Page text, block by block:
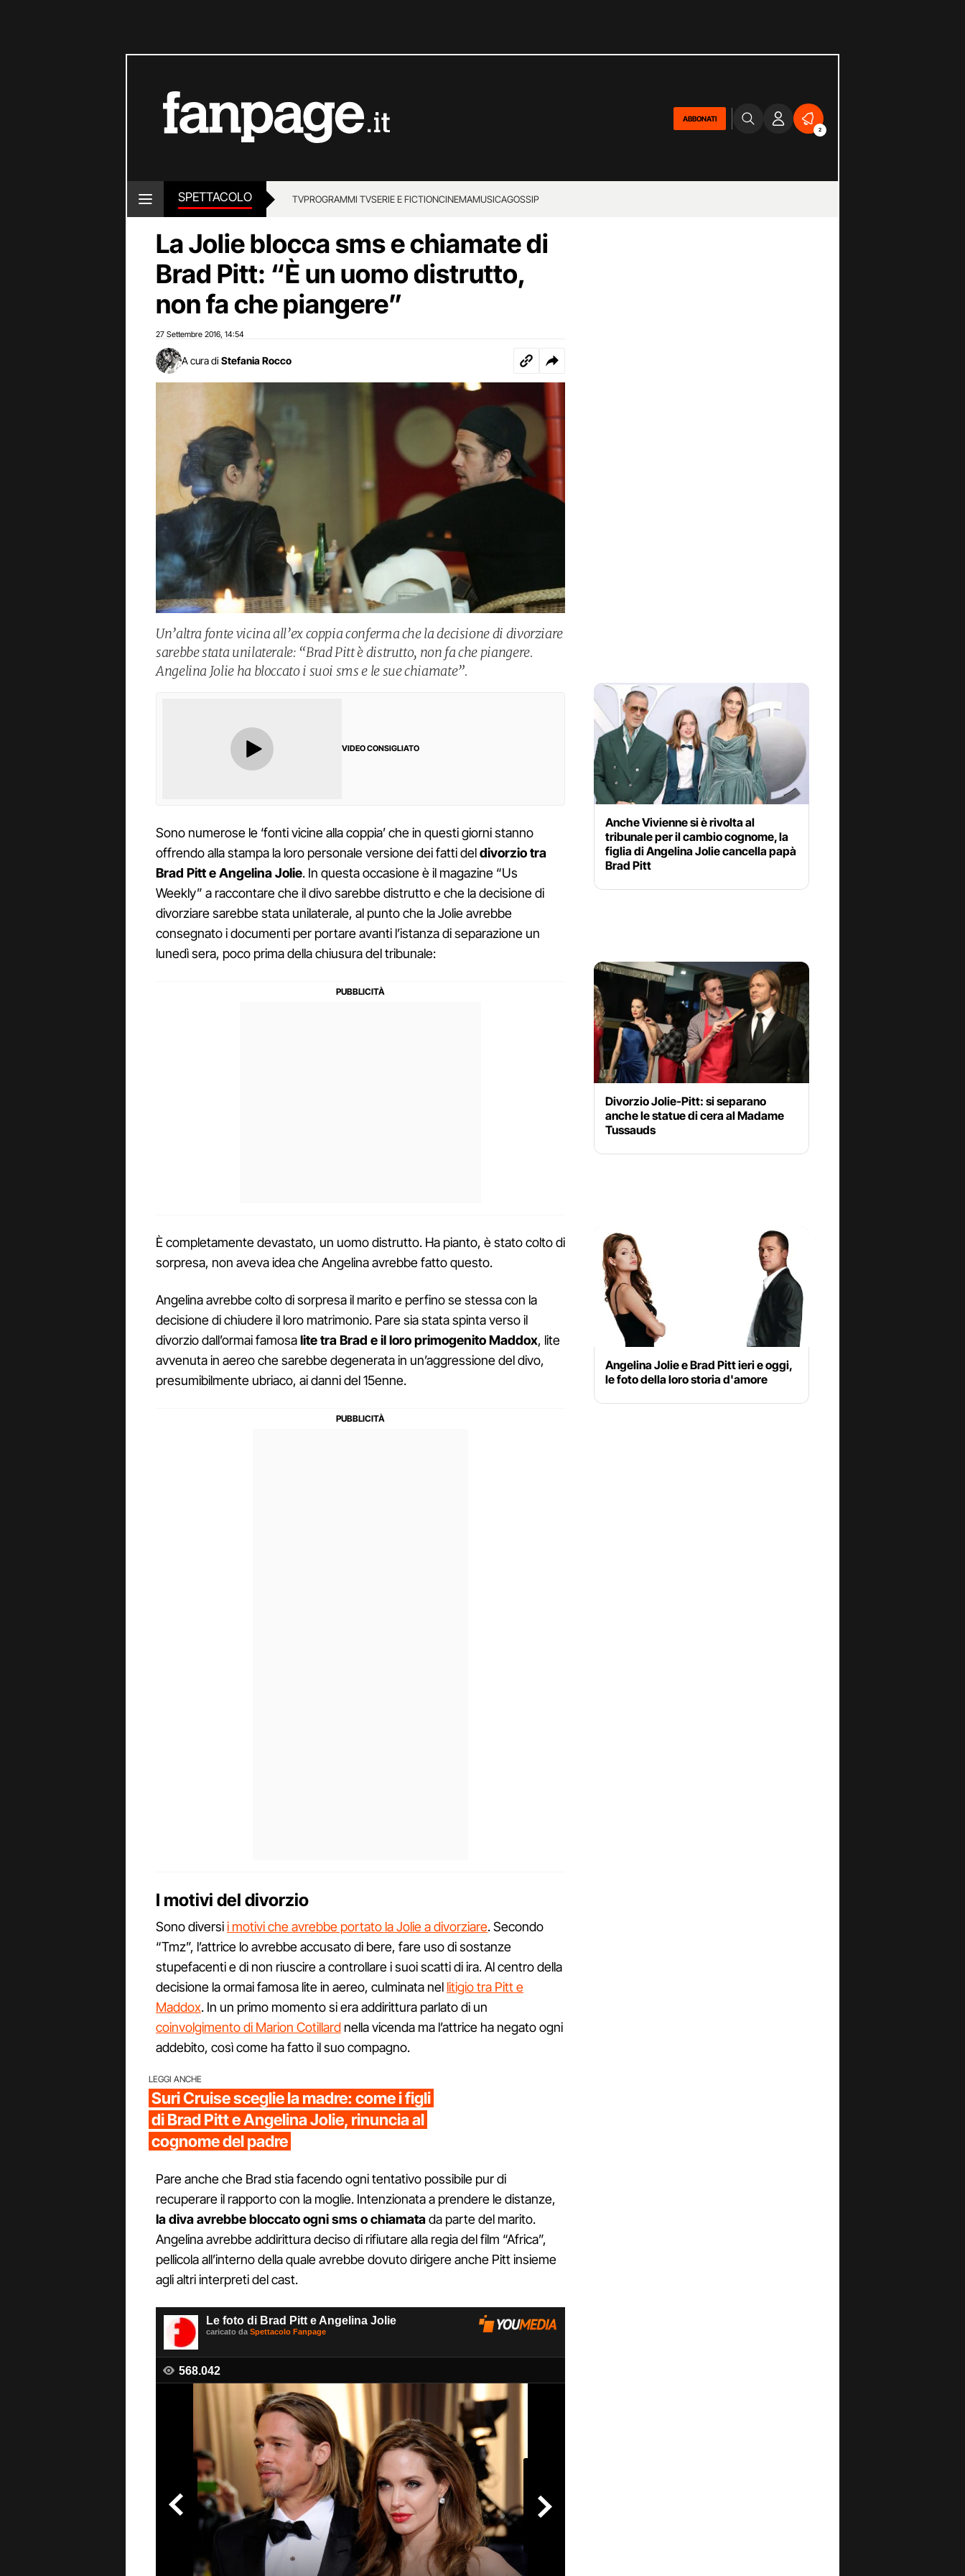
ABBONATI
2
SPETTACOLO TVPROGRAMMI TVSERIE E FICTIONCINEMAMUSICAGOSSIP
La Jolie blocca sms e chiamate di
Brad Pitt: “È un uomo distrutto,
non fa che piangere”
27 Settembre 2016 14:54
A cura di Stefania Rocco
Un’altra fonte vicina all’ex coppia conferma che la decisione di divorziare
sarebbe stata unilaterale: “Brad Pitt è distrutto, non fa che piangere.
Angelina Jolie ha bloccato i suoi sms e le sue chiamate”.
VIDEO CONSIGLIATO
Sono numerose le ‘fonti vicine alla coppia’ che in questi giorni stanno
offrendo alla stampa la loro personale versione dei fatti deldivorzio tra
Brad Pitt e Angelina Jolie. In questa occasione è il magazine “Us
Weekly” a raccontare che il divo sarebbe distrutto e che la decisione di
divorziare sarebbe stata unilaterale, al punto che la Jolie avrebbe
consegnato i documenti per portare avanti l’istanza di separazione un
lunedì sera, poco prima della chiusura del tribunale:
È completamente devastato, un uomo distrutto. Ha pianto, è stato colto di
sorpresa, non aveva idea che Angelina avrebbe fatto questo.
Angelina avrebbe colto di sorpresa il marito e perfino se stessa con la
decisione di chiudere il loro matrimonio. Pare sia stata spinta verso il
divorzio dall’ormai famosalite tra Brad e il loro primogenito Maddox, lite
avvenuta in aereo che sarebbe degenerata in un’aggressione del divo,
presumibilmente ubriaco, ai danni del 15enne.
I motivi del divorzio
Sono diversii motivi che avrebbe portato la Jolie a divorziare. Secondo
“Tmz”, l’attrice lo avrebbe accusato di bere, fare uso di sostanze
stupefacenti e di non riuscire a controllare i suoi scatti di ira. Al centro della
decisione la ormai famosa lite in aereo, culminata nel litigio tra Pitt e
Maddox. In un primo momento si era addirittura parlato di un
coinvolgimento di Marion Cotillard nella vicenda ma l’attrice ha negato ogni
addebito, così come ha fatto il suo compagno.
LEGGI ANCHE
Suri Cruise sceglie la madre: come i figli
di Brad Pitt e Angelina Jolie, rinuncia al
cognome del padre
Pare anche che Brad stia facendo ogni tentativo possibile pur di
recuperare il rapporto con la moglie. Intenzionata a prendere le distanze,
la diva avrebbe bloccato ogni sms o chiamatada parte del marito.
Angelina avrebbe addirittura deciso di rifiutare alla regia del film “Africa”,
pellicola all’interno della quale avrebbe dovuto dirigere anche Pitt insieme
agli altri interpreti del cast.
Anche Vivienne si è rivolta al
tribunale per il cambio cognome, la
figlia di Angelina Jolie cancella papà
Brad Pitt
Divorzio Jolie-Pitt: si separano
anche le statue di cera al Madame
Tussauds
Angelina Jolie e Brad Pitt ieri e oggi,
le foto della loro storia d'amore